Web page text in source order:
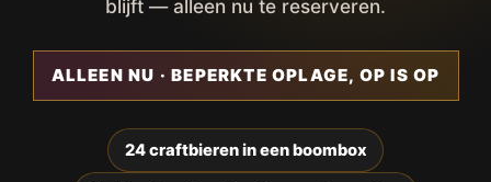
blijft — alleen nu te reserveren.
ALLEEN NU · BEPERKTE OPLAGE, OP IS OP
24 craftbieren in een boombox